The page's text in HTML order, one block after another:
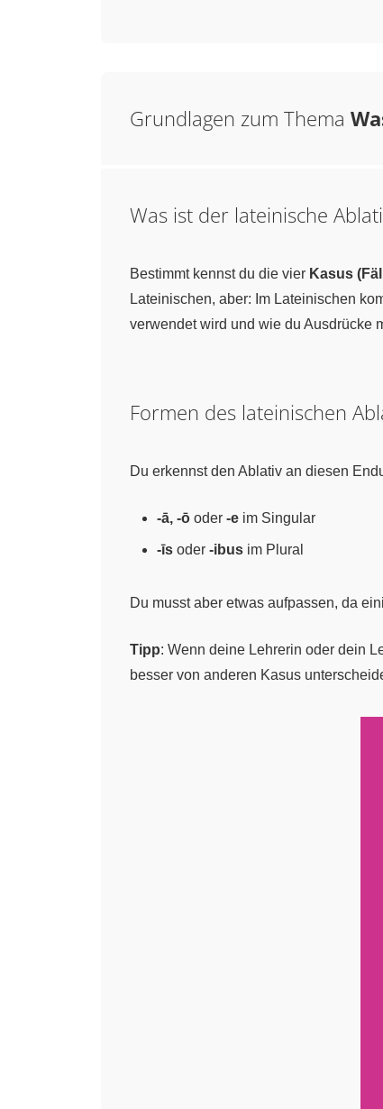
Grundlagen zum Thema
Was ist der lateinische
Bestimmt kennst du die vier Kasus
Lateinischen, aber: Im Lateinischen
verwendet wird und wie du Ausdrücke
Formen des lateinischen
Du erkennst den Ablativ an diesen
-ā, -ō oder -e im Singular
-īs oder -ibus im Plural
Du musst aber etwas aufpassen, da
Tipp: Wenn deine Lehrerin oder dein
besser von anderen Kasus